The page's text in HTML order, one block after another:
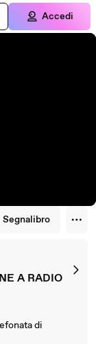
Accedi
Segnalibro
A RADIO
di